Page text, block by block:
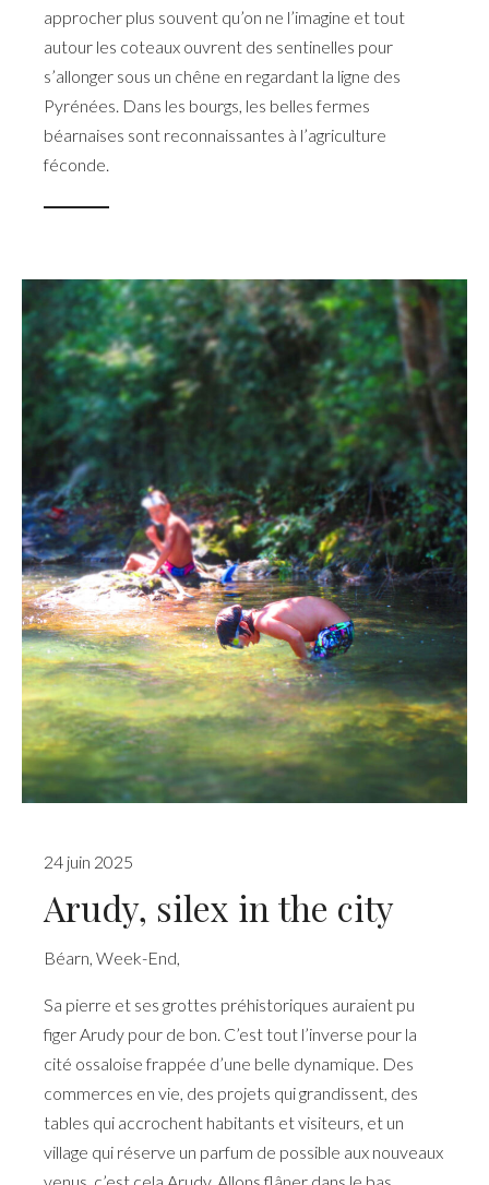
approcher plus souvent qu’on ne l’imagine et tout
autour les coteaux ouvrent des sentinelles pour
s’allonger sous un chêne en regardant la ligne des
Pyrénées. Dans les bourgs, les belles fermes
béarnaises sont reconnaissantes à l’agriculture
féconde.
24 juin 2025
Arudy, silex in the city
Béarn Week-End
Sa pierre et ses grottes préhistoriques auraient pu
figer Arudy pour de bon. C’est tout l’inverse pour la
cité ossaloise frappée d’une belle dynamique. Des
commerces en vie, des projets qui grandissent, des
tables qui accrochent habitants et visiteurs, et un
village qui réserve un parfum de possible aux nouveaux
venus, c’est cela Arudy. Allons flâner dans le bas